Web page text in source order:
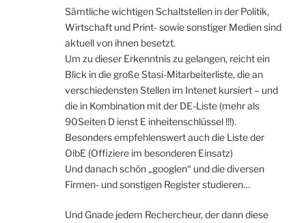
Sämtliche wichtigen Schaltstellen in der Politik,
Wirtschaft und Print- sowie sonstiger Medien sind
aktuell von ihnen besetzt.
Um zu dieser Erkenntnis zu gelangen, reicht ein
Blick in die große Stasi-Mitarbeiterliste, die an
verschiedensten Stellen im Intenet kursiert – und
die in Kombination mit der DE-Liste (mehr als
90Seiten D ienst E inheitenschlüssel !!!).
Besonders empfehlenswert auch die Liste der
OibE (Offiziere im besonderen Einsatz)
Und danach schön „googlen“ und die diversen
Firmen- und sonstigen Register studieren…
Und Gnade jedem Rechercheur, der dann diese